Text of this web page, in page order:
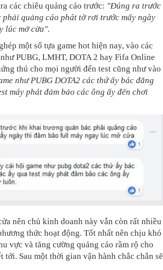
các chiêu quảng cáo trước: "Đúng ra trước
quảng cáo phát tờ rơi trước mấy ngày
lúc mở cửa".
một số tựa game hot hiện nay, vào các
PUBG, LMHT, DOTA 2 hay Fifa Online
thú cho mọi người đến test cũng như vào
như PUBG DOTA2 các thứ ấy bác đăng
máy phát đảm bảo các ông ấy đến chơi
nên chủ kinh doanh này vẫn còn rất nhiều
thức hoạt động. Tốt nhất nên chịu khó
vực và tăng cường quảng cáo rầm rộ cho
tới. Sau một thời gian vận hành chắc chắn sẽ